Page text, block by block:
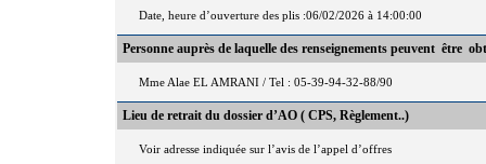
Date, heure d’ouverture des plis :06/02/2026 à 14:00:00
Personne auprès de laquelle des renseignements peuvent être
Mme Alae EL AMRANI / Tel : 05-39-94-32-88/90
Lieu de retrait du dossier d’AO ( CPS, Règlement..)
Voir adresse indiquée sur l’avis de l’appel d’offres